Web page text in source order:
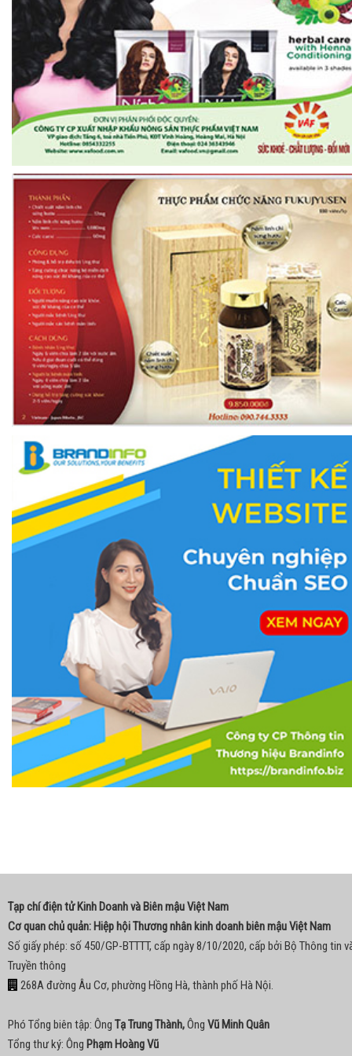
Tạp chí điện tử Kinh Doanh và Biên mậu Việt Nam
Cơ quan chủ quản: Hiệp hội Thương nhân kinh doanh biên mậu Việt Nam
Số giấy phép: số 450/GP-BTTTT, cấp ngày 8/10/2020, cấp bởi Bộ Thông tin
Truyền thông
268A đường Âu Cơ, phường Hồng Hà, thành phố Hà Nội.
Phó Tổng biên tập: Ông Tạ Trung Thành,Ông Vũ Minh Quân
Tổng thư ký: Ông Phạm Hoàng Vũ